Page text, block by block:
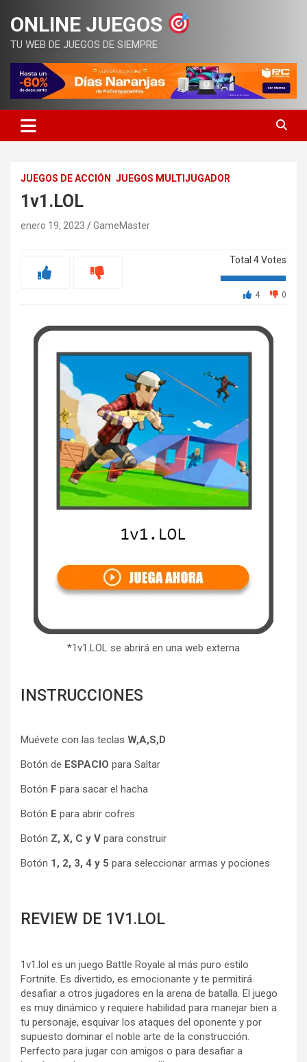
contenido
ONLINE JUEGOS
TU WEB DE JUEGOS DE SIEMPRE
JUEGOS DE ACCIÓN JUEGOS MULTIJUGADOR
1v1.LOL
enero 19, 2023 GameMaster
Total 4Votes
0
4
*1v1.LOL se abrirá en una web externa
INSTRUCCIONES
Muévete con las teclas W,A,S,D
Botón de ESPACIO para Saltar
Botón F para sacar el hacha
Botón E para abrir cofres
Botón Z, X, C y V para construir
Botón 1, 2, 3, 4 y 5 para seleccionar armas y pociones
REVIEW DE 1V1.LOL
1v1.lol es un juego Battle Royale al más puro estilo
Fortnite. Es divertido, es emocionante y te permitirá
desafiar a otros jugadores en la arena de batalla. El juego
es muy dinámico y requiere habilidad para manejar bien a
tu personaje, esquivar los ataques del oponente y por
supuesto dominar el noble arte de la construcción.
Perfecto para jugar con amigos o para desafiar a